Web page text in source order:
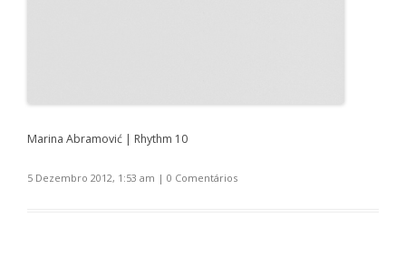
Marina Abramović | Rhythm 10
5 Dezembro 2012, 1:53 am | 0 Comentários